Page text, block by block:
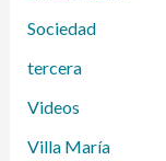
Sociedad
tercera
Videos
Villa María